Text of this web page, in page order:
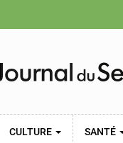
CULTURE SANTÉ